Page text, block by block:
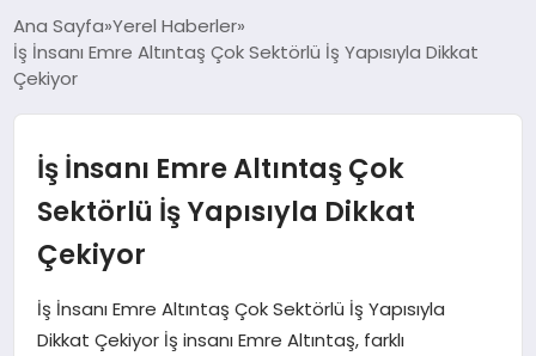
GÜNDEM
EKONOMI
TEKNOLOJI
EĞITIM
Ana Sayfa Yerel Haberler
İş İnsanı Emre Altıntaş Çok Sektörlü İş Yapısıyla Dikkat
Çekiyor
İş İnsanı Emre Altıntaş Çok
Sektörlü İş Yapısıyla Dikkat
Çekiyor
İş İnsanı Emre Altıntaş Çok Sektörlü İş Yapısıyla
Dikkat Çekiyor İş insanı Emre Altıntaş, farklı